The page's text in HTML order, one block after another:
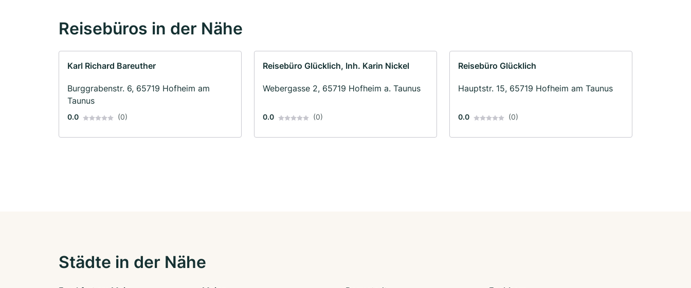
Reisebüros in der Nähe
Karl Richard Bareuther
Burggrabenstr. 6, 65719 Hofheim am
Taunus
0.0 (0)
Reisebüro Glücklich, Inh. Karin Nickel
Webergasse 2, 65719 Hofheim a. Taunus
0.0 (0)
Reisebüro Glücklich
Hauptstr. 15, 65719 Hofheim am Taunus
0.0 (0)
Städte in der Nähe